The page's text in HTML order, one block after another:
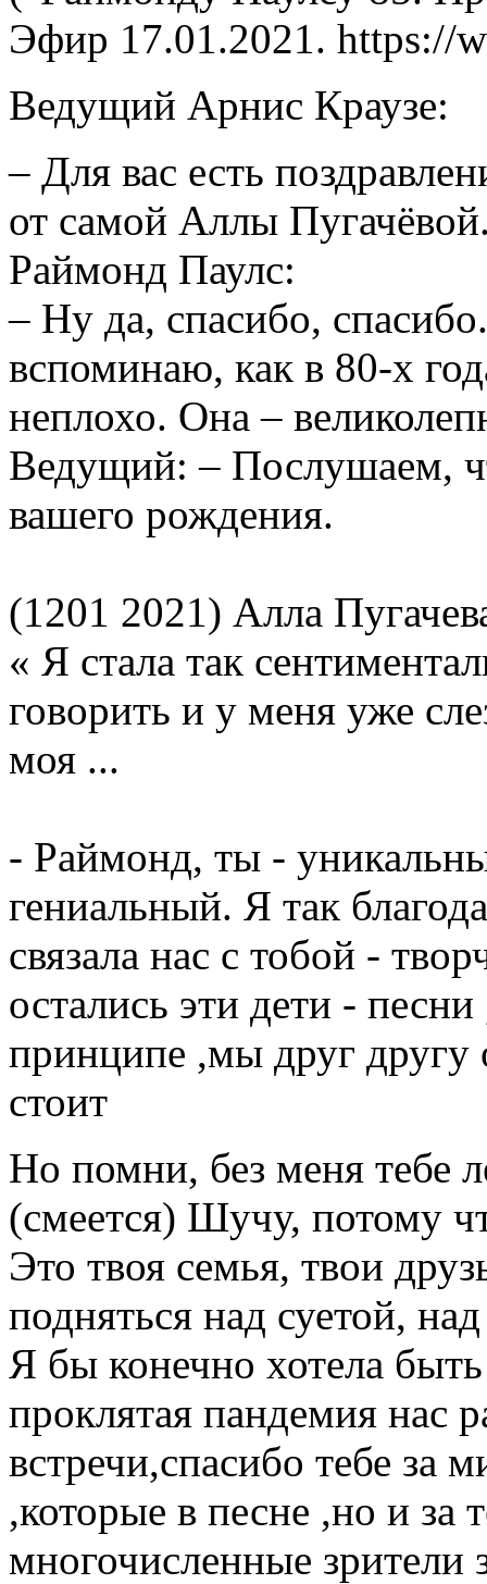
Эфир 17.01.2021. https://
Ведущий Арнис Краузе:
– Для вас есть
от самой Аллы
Раймонд Паулс:
– Ну да, спасибо,
вспоминаю, как в 80-х
неплохо. Она –
Ведущий: – Послушаем,
вашего рождения.
(1201 2021) Алла
« Я стала так
говорить и у меня уже
моя ...
- Раймонд, ты -
гениальный. Я так
связала нас с тобой -
остались эти дети -
принципе ,мы друг другу
стоит
Но помни, без меня тебе
(смеется) Шучу, потому
Это твоя семья, твои
подняться над суетой,
Я бы конечно хотела
проклятая пандемия нас
встречи,спасибо тебе за
,которые в песне ,но и за
многочисленные зрители